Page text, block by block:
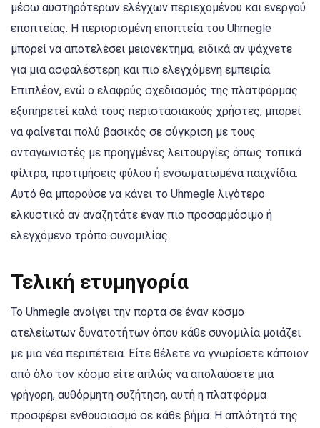
μέσω αυστηρότερων ελέγχων περιεχομένου και ενεργού
εποπτείας. Η περιορισμένη εποπτεία του Uhmegle
μπορεί να αποτελέσει μειονέκτημα, ειδικά αν ψάχνετε
για μια ασφαλέστερη και πιο ελεγχόμενη εμπειρία.
Επιπλέον, ενώ ο ελαφρύς σχεδιασμός της πλατφόρμας
εξυπηρετεί καλά τους περιστασιακούς χρήστες, μπορεί
να φαίνεται πολύ βασικός σε σύγκριση με τους
ανταγωνιστές με προηγμένες λειτουργίες όπως τοπικά
φίλτρα, προτιμήσεις φύλου ή ενσωματωμένα παιχνίδια.
Αυτό θα μπορούσε να κάνει το Uhmegle λιγότερο
ελκυστικό αν αναζητάτε έναν πιο προσαρμόσιμο ή
ελεγχόμενο τρόπο συνομιλίας.
Τελική ετυμηγορία
Το Uhmegle ανοίγει την πόρτα σε έναν κόσμο
ατελείωτων δυνατοτήτων όπου κάθε συνομιλία μοιάζει
με μια νέα περιπέτεια. Είτε θέλετε να γνωρίσετε κάποιον
από όλο τον κόσμο είτε απλώς να απολαύσετε μια
γρήγορη, αυθόρμητη συζήτηση, αυτή η πλατφόρμα
προσφέρει ενθουσιασμό σε κάθε βήμα. Η απλότητά της